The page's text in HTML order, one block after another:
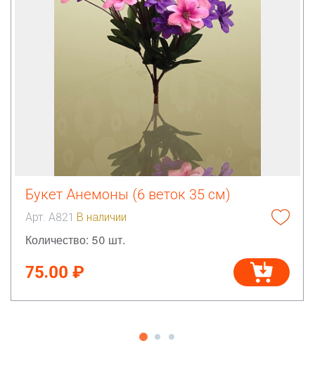
Букет Анемоны (6 веток 35 см)
Арт. А821 В наличии
Количество: 50 шт.
75.00 ₽